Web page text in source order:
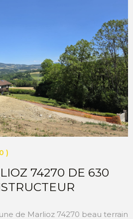
construire votre future
apprécié pour sa qualité de vie
genevois. A découvrir
74270 DE 630
de Marlioz 74270 beau terrain
LE BIEN